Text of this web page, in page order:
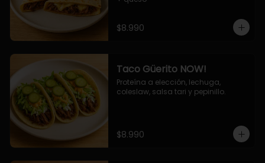
$8.990
Taco Güerito NOW!
Proteína a elección, lechuga,
coleslaw, salsa tari y pepinillo.
$8.990